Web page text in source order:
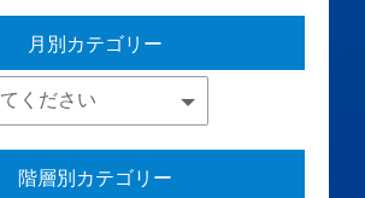
月別カテゴリー
階層別カテゴリー